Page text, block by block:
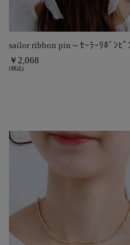
sailor ribbon pin～ｾｰﾗｰﾘﾎﾞﾝﾋﾟ
￥2,068
(税込)